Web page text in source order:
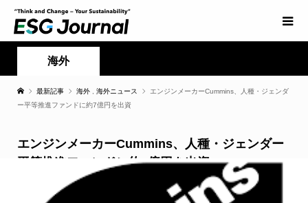
海外
最新記事 海外 海外ニュース
エンジンメーカーCummins、人種・ジェンダ
ー平等推進ファンドに約7億円を出資
エンジンメーカーCummins、人種・ジェンダー
平等推進ファンドに約7億円を出資